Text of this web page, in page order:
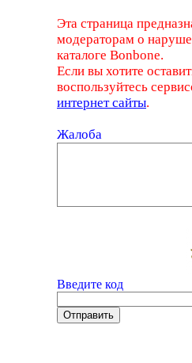
Эта страница
модераторам о
каталоге Bonbone.
Если вы хотите
воспользуйтесь
интернет сайты.
Жалоба
Введите код